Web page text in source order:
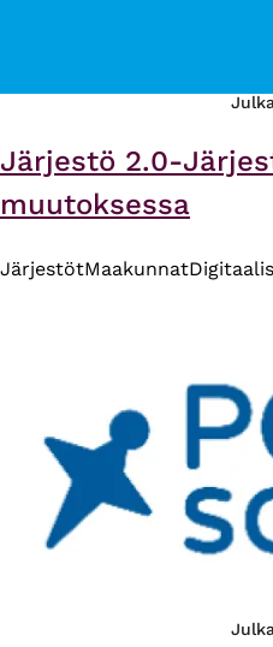
Järjestö 2.0-
muutoksessa
JärjestötMaakunnat